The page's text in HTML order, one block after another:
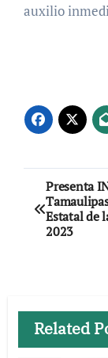
auxilio
de
Presenta
Estatal de
2023
Related